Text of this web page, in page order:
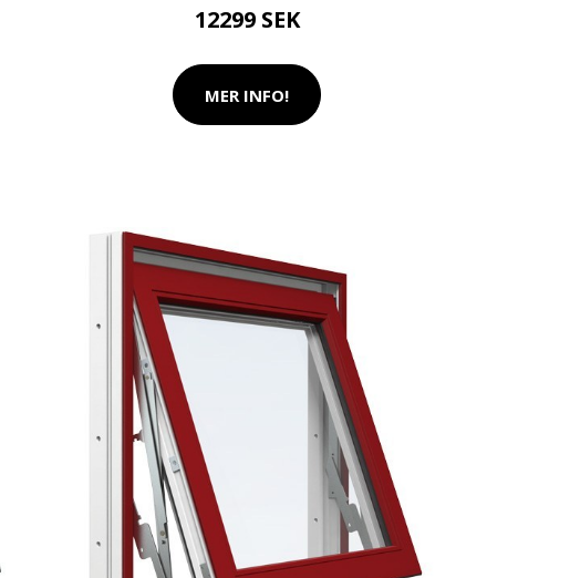
12299 SEK
MER INFO!